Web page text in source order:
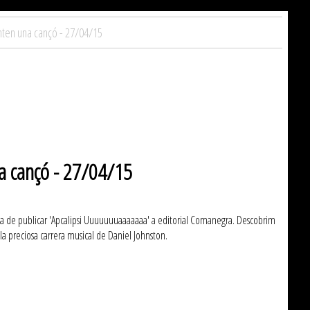
una cançó - 27/04/15
cançó - 27/04/15
de publicar 'Apcalipsi Uuuuuuuaaaaaaa' a editorial Comanegra. Descobrim
carrera musical de Daniel Johnston.